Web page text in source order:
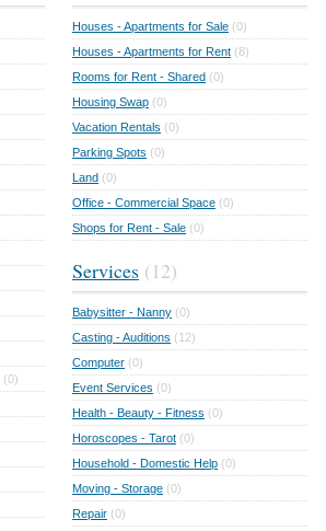
(0)
Houses - Apartments for Sale (0)
Houses - Apartments for Rent (8)
Rooms for Rent - Shared (0)
Housing Swap (0)
Vacation Rentals (0)
Parking Spots (0)
Land (0)
Office - Commercial Space (0)
Shops for Rent - Sale (0)
Services (12)
Babysitter - Nanny (0)
Casting - Auditions (12)
Computer (0)
Event Services (0)
Health - Beauty - Fitness (0)
Horoscopes - Tarot (0)
Household - Domestic Help (0)
Moving - Storage (0)
Repair (0)